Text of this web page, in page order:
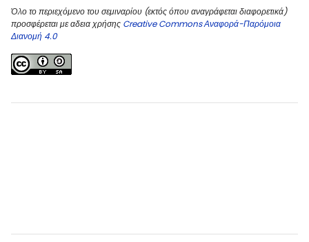
Όλο το περιεχόμενο του σεμιναρίου (εκτός όπου αναγράφεται διαφορετικά)
προσφέρεται με αδεια χρήσης Creative Commons Αναφορά-Παρόμοια
Διανομή 4.0